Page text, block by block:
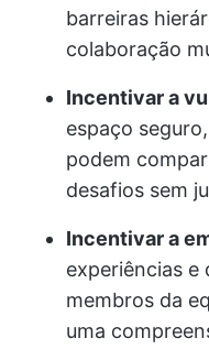
barreiras
colaboração
Incentivar a
espaço
podem
desafios sem
Incentivar a
experiências e
membros da
uma